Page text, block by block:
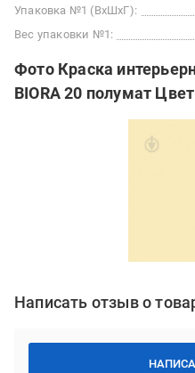
Упаковка №1 (ВхШхГ):
Вес упаковки №1:
Фото Краска
BIORA 20 полумат
Написать отзыв о